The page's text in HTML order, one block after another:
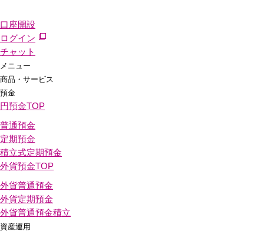
口座開設
ログイン
チャット
メニュー
商品・サービス
預金
円預金TOP
普通預金
定期預金
積立式定期預金
外貨預金TOP
外貨普通預金
外貨定期預金
外貨普通預金積立
資産運用